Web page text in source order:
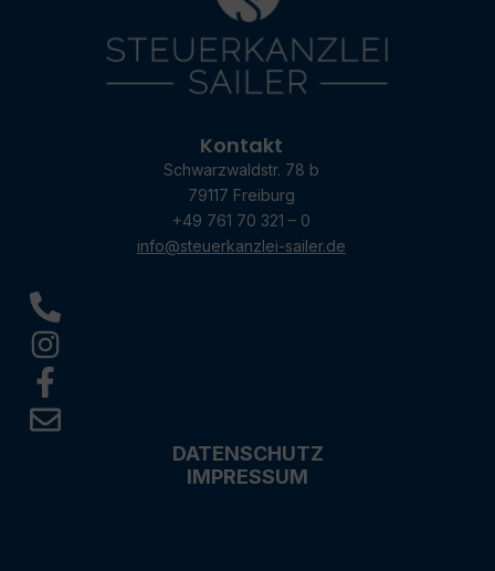
Kontakt
Schwarzwaldstr. 78 b
79117 Freiburg
+49 761 70 321 – 0
info@steuerkanzlei-sailer.de
DATENSCHUTZ
IMPRESSUM